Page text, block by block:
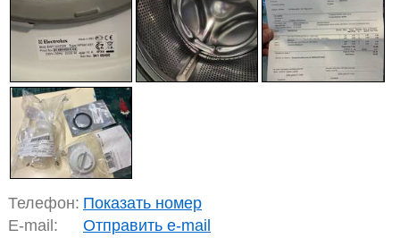
Телефон: Показать номер
E-mail:
Отправить e-mail